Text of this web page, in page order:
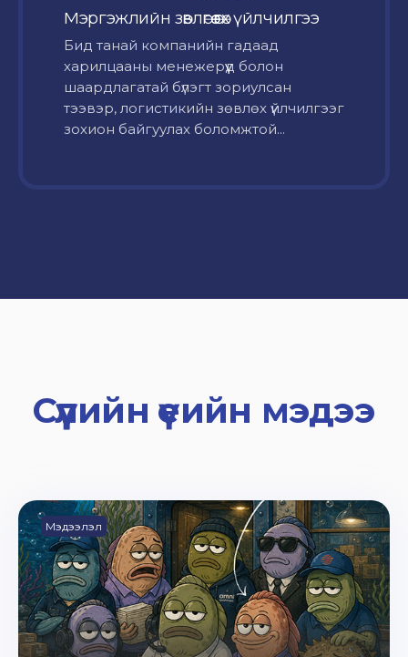
Мэргэжлийн зөвлөгөө өгөх үйлчилгээ
Бид танай компанийн гадаад
харилцааны менежерүүд болон
шаардлагатай бүлэгт зориулсан
тээвэр, логистикийн зөвлөх үйлчилгээг
зохион байгуулах боломжтой...
Сүүлийн үеийн мэдээ
Мэдээлэл